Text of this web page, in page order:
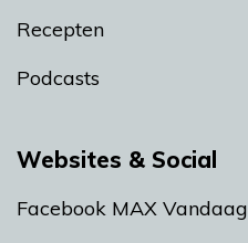
Recepten
Podcasts
Websites & Social
Facebook MAX Vandaag